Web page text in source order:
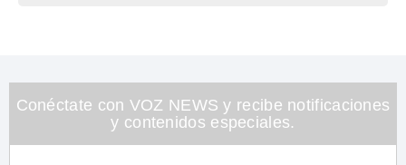
Conéctate con VOZ NEWS y recibe notificaciones
y contenidos especiales.